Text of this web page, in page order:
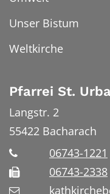
Unser Bistum
Weltkirche
Pfarrei St.
Langstr. 2
55422 Bacharach
06743-1221
06743-2338